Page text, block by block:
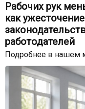
Рабочих рук
как
работодателей
Подробнее в нашем